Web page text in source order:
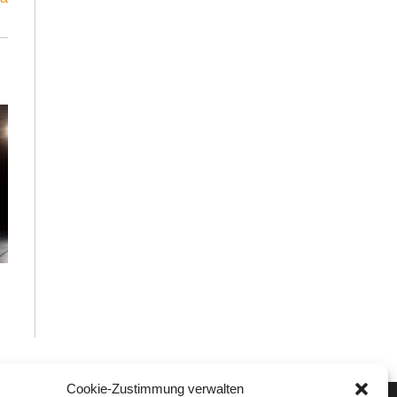
Cookie-Zustimmung verwalten